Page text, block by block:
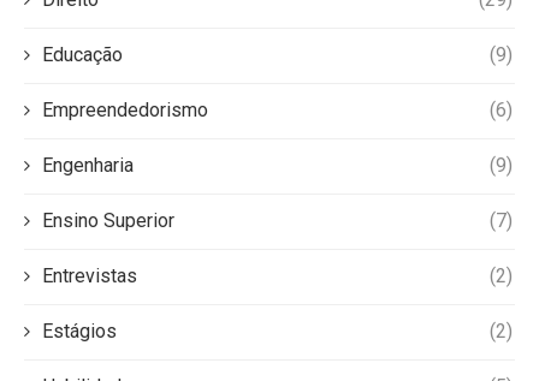
Educação (9)
Empreendedorismo (6)
Engenharia (9)
Ensino Superior (7)
Entrevistas (2)
Estágios (2)